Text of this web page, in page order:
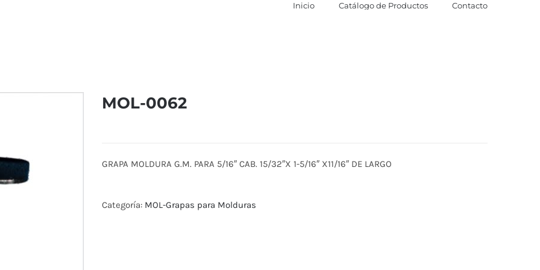
Inicio Catálogo de Productos Contacto
MOL-0062
GRAPA MOLDURA G.M. PARA 5/16″ CAB. 15/32″X 1-5/16″ X11/16″ DE LARGO
Categoría: MOL-Grapas para Molduras